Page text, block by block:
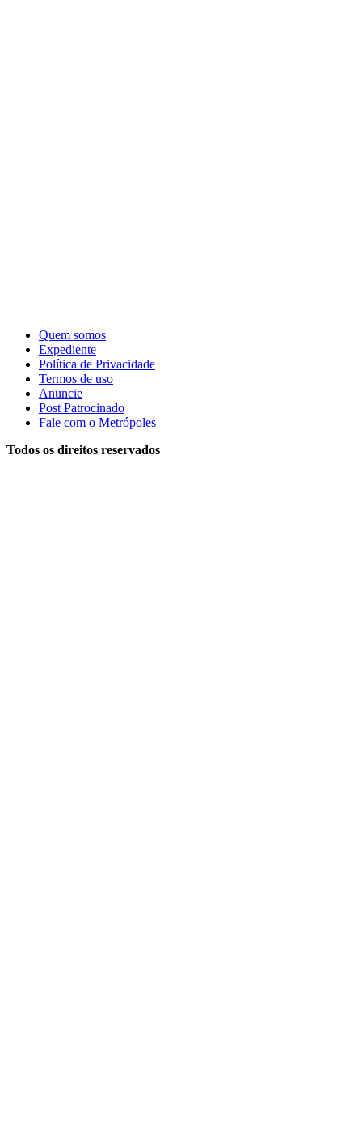
Quem somos
Expediente
Política de Privacidade
Termos de uso
Anuncie
Post Patrocinado
Fale com o Metrópoles
Todos os direitos reservados